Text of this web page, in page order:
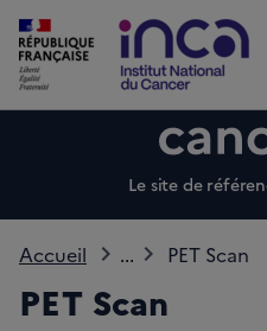
Le site de
Accueil ... PET Scan
PET Scan